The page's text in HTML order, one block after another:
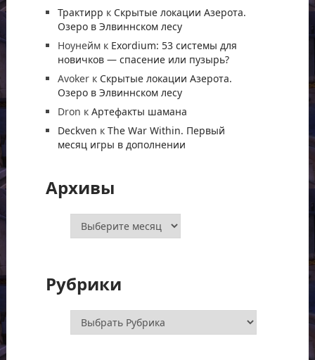
Трактирр к Скрытые локации Азерота.
Озеро в Элвиннском лесу
Ноунейм к Exordium: 53 системы для
новичков — спасение или пузырь?
Avoker к Скрытые локации Азерота.
Озеро в Элвиннском лесу
Dron кАртефакты шамана
Deckven кThe War Within. Первый
месяц игры в дополнении
Архивы
Архивы
Рубрики
Рубрики